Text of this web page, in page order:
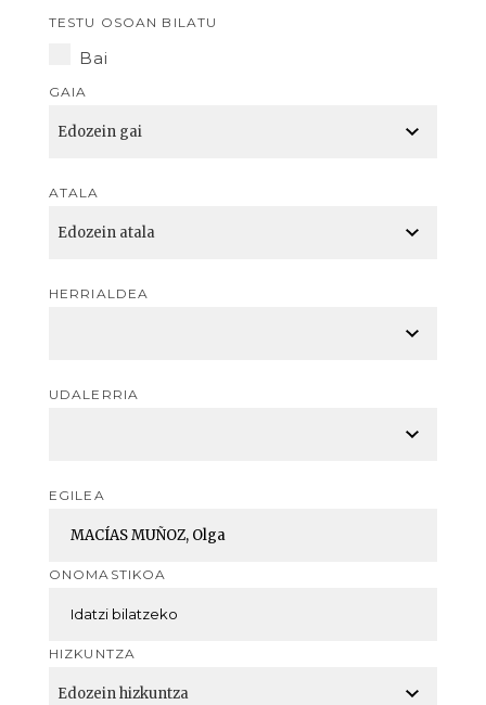
TESTU OSOAN BILATU
Bai
GAIA
ATALA
HERRIALDEA
UDALERRIA
EGILEA
ONOMASTIKOA
HIZKUNTZA